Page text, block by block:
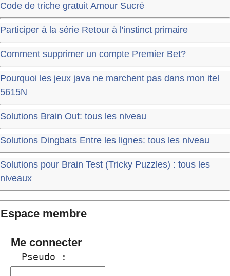
Code de triche gratuit Amour Sucré
Participer à la série Retour à l'instinct primaire
Comment supprimer un compte Premier Bet?
Pourquoi les jeux java ne marchent pas dans mon itel
5615N
Solutions Brain Out: tous les niveau
Solutions Dingbats Entre les lignes: tous les niveau
Solutions pour Brain Test (Tricky Puzzles) : tous les
niveaux
Espace membre
Me connecter
  Pseudo :